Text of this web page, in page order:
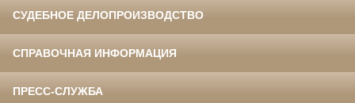
СУДЕБНОЕ ДЕЛОПРОИЗВОДСТВО
СПРАВОЧНАЯ ИНФОРМАЦИЯ
ПРЕСС-СЛУЖБА